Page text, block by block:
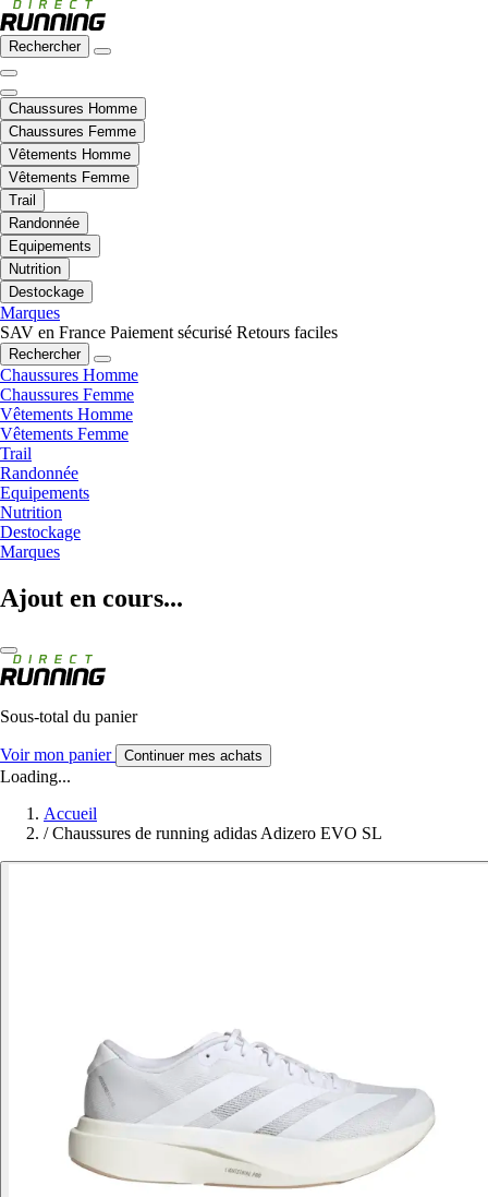
Rechercher
Chaussures Homme
Chaussures Femme
Vêtements Homme
Vêtements Femme
Trail
Randonnée
Equipements
Nutrition
Destockage
Marques
SAV en France Paiement sécurisé Retours faciles
Rechercher
Chaussures Homme
Chaussures Femme
Vêtements Homme
Vêtements Femme
Trail
Randonnée
Equipements
Nutrition
Destockage
Marques
Ajout en cours...
Sous-total du panier
Voir mon panier Continuer mes achats
Loading...
Accueil
/ Chaussures de running adidas Adizero EVO SL